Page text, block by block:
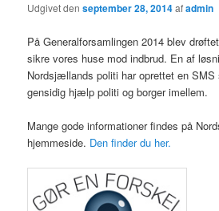
Udgivet denseptember 28, 2014afadmin
På Generalforsamlingen 2014 blev
sikre vores huse mod indbrud. En af
Nordsjællands politi har oprettet en
gensidig hjælp politi og borger imellem.
Mange gode informationer findes på
hjemmeside. Den finder du her.